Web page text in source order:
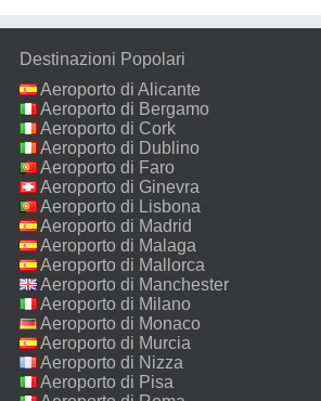
Destinazioni Popolari
Aeroporto di Alicante
Aeroporto di Bergamo
Aeroporto di Cork
Aeroporto di Dublino
Aeroporto di Faro
Aeroporto di Ginevra
Aeroporto di Lisbona
Aeroporto di Madrid
Aeroporto di Malaga
Aeroporto di Mallorca
Aeroporto di Manchester
Aeroporto di Milano
Malpensa
Aeroporto di Monaco
Aeroporto di Murcia
Aeroporto di Nizza
Aeroporto di Pisa